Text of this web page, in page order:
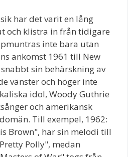
har det varit en lång
och klistra in från tidigare
inte bara utan
ankomst 1961 till New
sin behärskning av
vänster och höger inte
idol, Woody Guthrie
och amerikansk
Till exempel, 1962:
Brown", har sin melodi till
Polly", medan